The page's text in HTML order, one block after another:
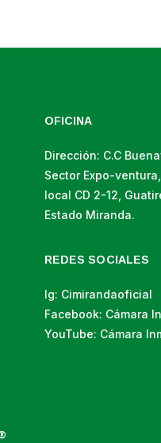
OFICINA
Dirección: C.C
Sector Expo-
local CD 2-12,
Estado Miranda.
REDES SOCIALES
Ig: Cimirandaoficial
Facebook: Cámara
YouTube: Cámara